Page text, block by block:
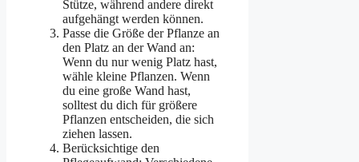
Stütze, während andere direkt
aufgehängt werden können.
Passe die Größe der Pflanze an
den Platz an der Wand an:
Wenn du nur wenig Platz hast,
wähle kleine Pflanzen. Wenn
du eine große Wand hast,
solltest du dich für größere
Pflanzen entscheiden, die sich
ziehen lassen.
Berücksichtige den